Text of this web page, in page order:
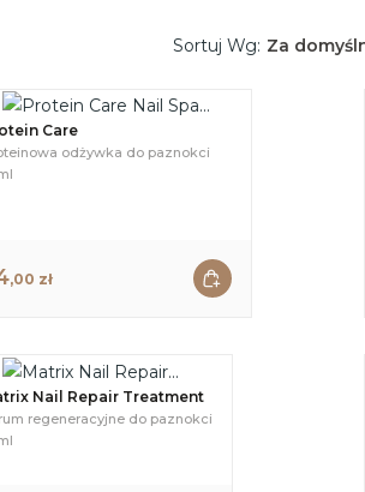
Sortuj Wg: Za
Care
odżywka do paznokci
,00 zł
Nail Repair Treatment
regeneracyjne do paznokci